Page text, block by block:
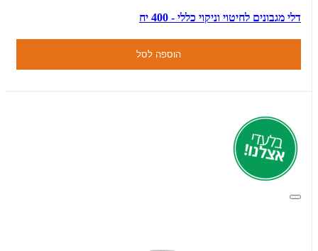
דלי מגבונים לחיטוי וניקוי כללי - 400 יח
הוספה לסל